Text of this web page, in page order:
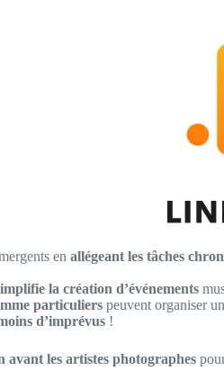
en allégeant les tâches
la création d’événements
particuliers peuvent organiser
d’imprévus !
avant les artistes photographes